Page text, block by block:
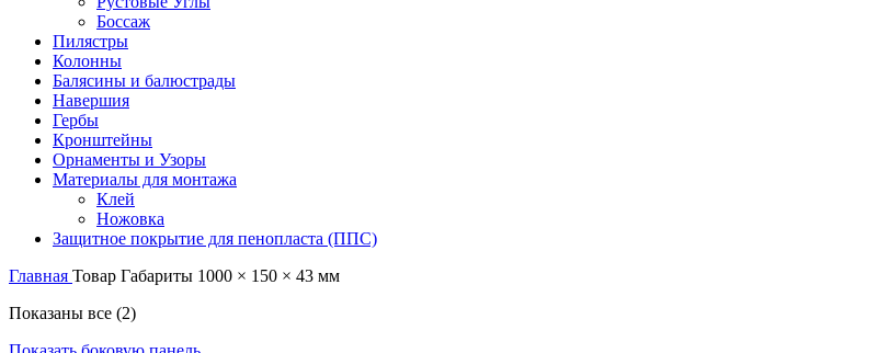
Боссаж
Пилястры
Колонны
Балясины и балюстрады
Навершия
Гербы
Кронштейны
Орнаменты и Узоры
Материалы для монтажа
Клей
Ножовка
Защитное покрытие для пенопласта (ППС)
Главная Товар Габариты 1000 × 150 × 43 мм
Показаны все (2)